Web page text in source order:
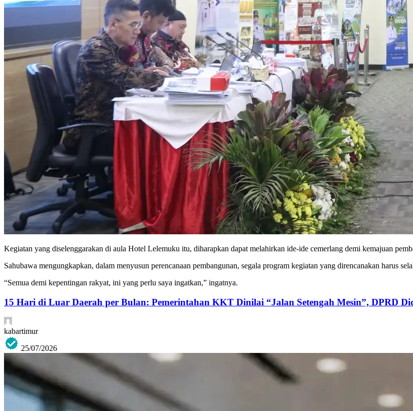
Kegiatan yang diselenggarakan di aula Hotel Lelemuku itu, diharapkan dapat melahirkan ide-ide cemerlang demi kemajuan
Sahubawa mengungkapkan, dalam menyusun perencanaan pembangunan, segala program kegiatan yang direncanakan harus
“Semua demi kepentingan rakyat, ini yang perlu saya ingatkan,” ingatnya.
15 Hari di Luar Daerah per Bulan: Pemerintahan KKT Dinilai “Jalan Setengah Mesin”, DPRD
kabartimur
25/07/2026